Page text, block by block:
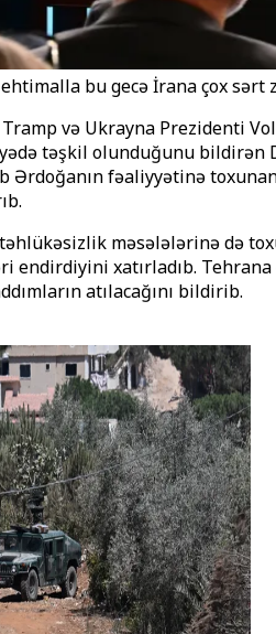
bu gecə İrana çox
və Ukrayna Prezidenti
təşkil olunduğunu bildirən
Ərdoğanın fəaliyyətinə
təhlükəsizlik məsələlərinə də
endirdiyini xatırladıb.
atılacağını bildirib.